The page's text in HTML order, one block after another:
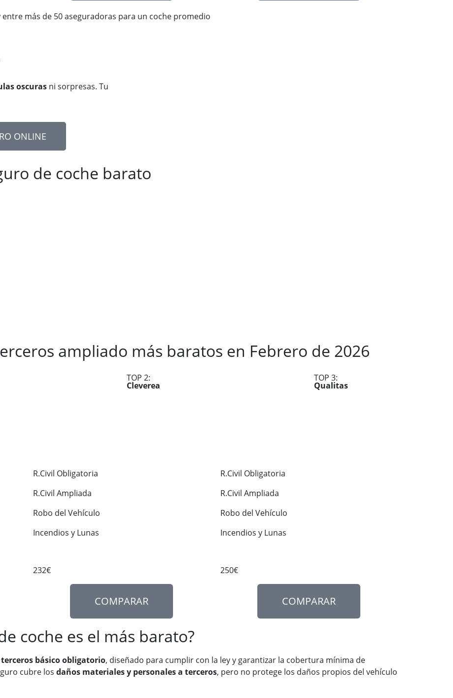
más de 50 aseguradoras para un coche promedio
oscuras ni sorpresas. Tu
ONLINE
de coche barato
ampliado más baratos en Febrero de 2026
TOP 2:
Cleverea
R.Civil Obligatoria
R.Civil Ampliada
Robo del Vehículo
Incendios y Lunas
232€
COMPARAR
TOP 3:
Qualitas
R.Civil Obligatoria
R.Civil Ampliada
Robo del Vehículo
Incendios y Lunas
250€
COMPARAR
coche es el más barato?
terceros básico obligatorio, diseñado para cumplir con la ley y garantizar la cobertura mínima de
cubre los daños materiales y personales a terceros, pero no protege los daños propios del vehículo